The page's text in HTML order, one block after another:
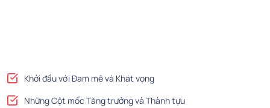
Khởi đầu với Đam mê và Khát vọng
Những Cột mốc Tăng trưởng và Thành tựu